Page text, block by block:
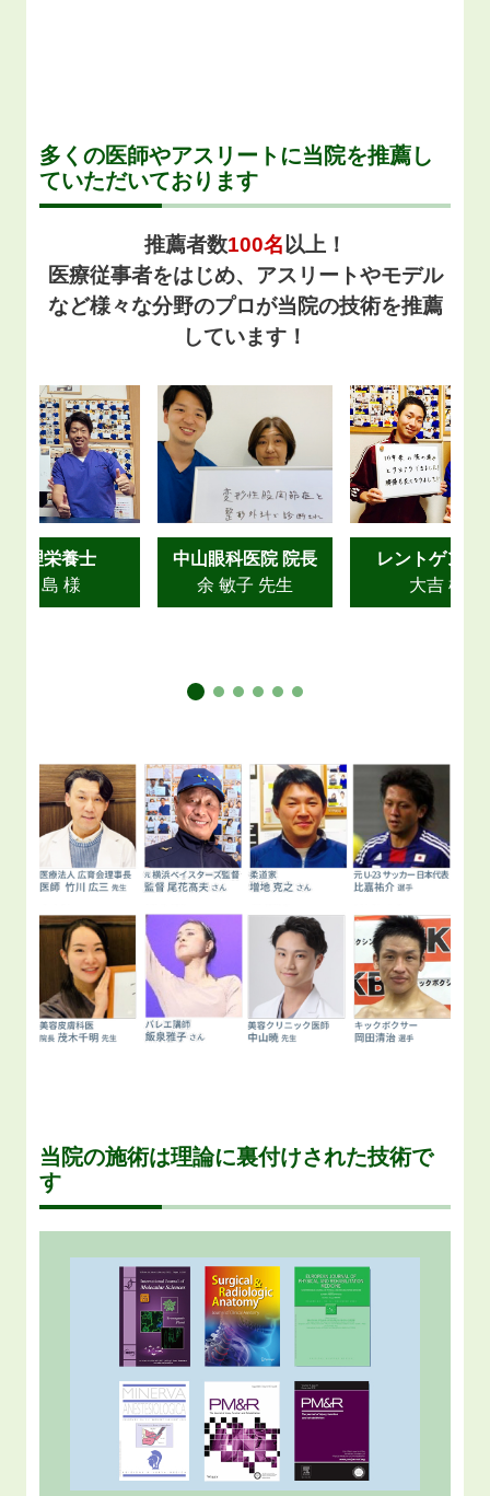
多くの医師やアスリートに当院を推薦し
ていただいております
推薦者数100名以上！
医療従事者をはじめ、アスリートやモデル
など様々な分野のプロが当院の技術を推薦
しています！
管理栄養士
川島 様
中山眼科医院 院長
余 敏子 先生
レントゲン技
大吉 様
当院の施術は理論に裏付けされた技術で
す